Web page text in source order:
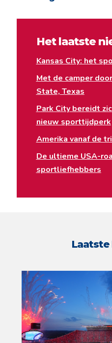
Het laatste
Kansas City: het
Met de camper
State, Texas
Park City bereidt
nieuw sporttijdperk
Amerika vanaf de
De ultieme USA-
sportliefhebbers
Laatste